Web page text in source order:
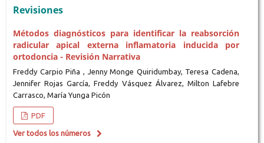
Revisiones
Métodos diagnósticos para identificar la reabsorción
radicular apical externa inflamatoria inducida por
ortodoncia - Revisión Narrativa
Freddy Carpio Piña , Jenny Monge Quiridumbay, Teresa Cadena,
Jennifer Rojas García, Freddy Vásquez Álvarez, Milton Lafebre
Carrasco, María Yunga Picón
PDF
Ver todos los números